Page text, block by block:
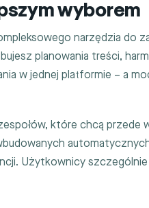
wyborem
narzędzia do
planowania treści,
w jednej platformie – a
które chcą przede
Użytkownicy